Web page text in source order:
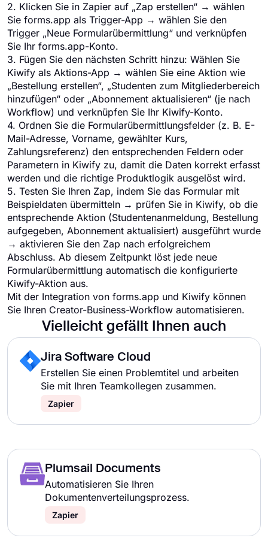
2. Klicken Sie in Zapier auf „Zap erstellen“ → wählen
Sie forms.app als Trigger-App → wählen Sie den
Trigger „Neue Formularübermittlung“ und verknüpfen
Sie Ihr forms.app-Konto.
3. Fügen Sie den nächsten Schritt hinzu: Wählen Sie
Kiwify als Aktions-App → wählen Sie eine Aktion wie
„Bestellung erstellen“, „Studenten zum Mitgliederbereich
hinzufügen“ oder „Abonnement aktualisieren“ (je nach
Workflow) und verknüpfen Sie Ihr Kiwify-Konto.
4. Ordnen Sie die Formularübermittlungsfelder (z. B. E-
Mail-Adresse, Vorname, gewählter Kurs,
Zahlungsreferenz) den entsprechenden Feldern oder
Parametern in Kiwify zu, damit die Daten korrekt erfasst
werden und die richtige Produktlogik ausgelöst wird.
5. Testen Sie Ihren Zap, indem Sie das Formular mit
Beispieldaten übermitteln → prüfen Sie in Kiwify, ob die
entsprechende Aktion (Studentenanmeldung, Bestellung
aufgegeben, Abonnement aktualisiert) ausgeführt wurde
→ aktivieren Sie den Zap nach erfolgreichem
Abschluss. Ab diesem Zeitpunkt löst jede neue
Formularübermittlung automatisch die konfigurierte
Kiwify-Aktion aus.
Mit der Integration von forms.app und Kiwify können
Sie Ihren Creator-Business-Workflow automatisieren.
Vielleicht gefällt Ihnen auch
Jira Software Cloud
Erstellen Sie einen Problemtitel und arbeiten
Sie mit Ihren Teamkollegen zusammen.
Zapier
Plumsail Documents
Automatisieren Sie Ihren
Dokumentenverteilungsprozess.
Zapier